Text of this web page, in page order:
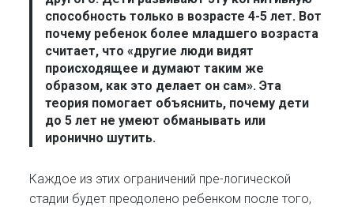
способность только в возрасте 4-5 лет. Вот
почему ребенок более младшего возраста
считает, что «другие люди видят
происходящее и думают таким же
образом, как это делает он сам». Эта
теория помогает объяснить, почему дети
до 5 лет не умеют обманывать или
иронично шутить.
Каждое из этих ограничений пре-логической
стадии будет преодолено ребенком после того,